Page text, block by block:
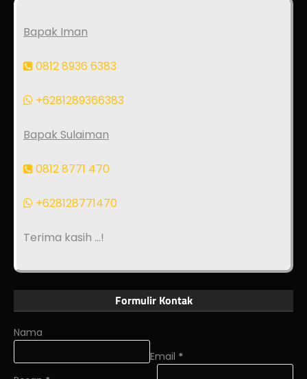
Bapak Iman
0812 8936 6383
+6281289366383
Bapak Sulaiman
0812 8771 470
+628128771470
Terima kasih ...!
Formulir Kontak
Nama
Email *